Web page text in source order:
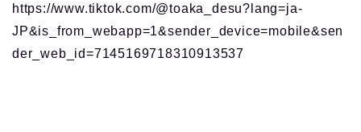
https://www.tiktok.com/@toaka_desu?lang=ja-
JP&is_from_webapp=1&sender_device=mobile&sen
der_web_id=7145169718310913537